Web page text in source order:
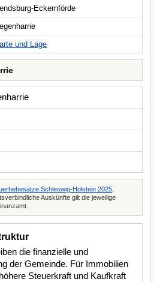
Eckernförde
und Lage
Schleswig-Holstein 2025
Auskünfte gilt die jeweilige
die finanzielle und
der Gemeinde. Für Immobilien
Steuerkraft und Kaufkraft